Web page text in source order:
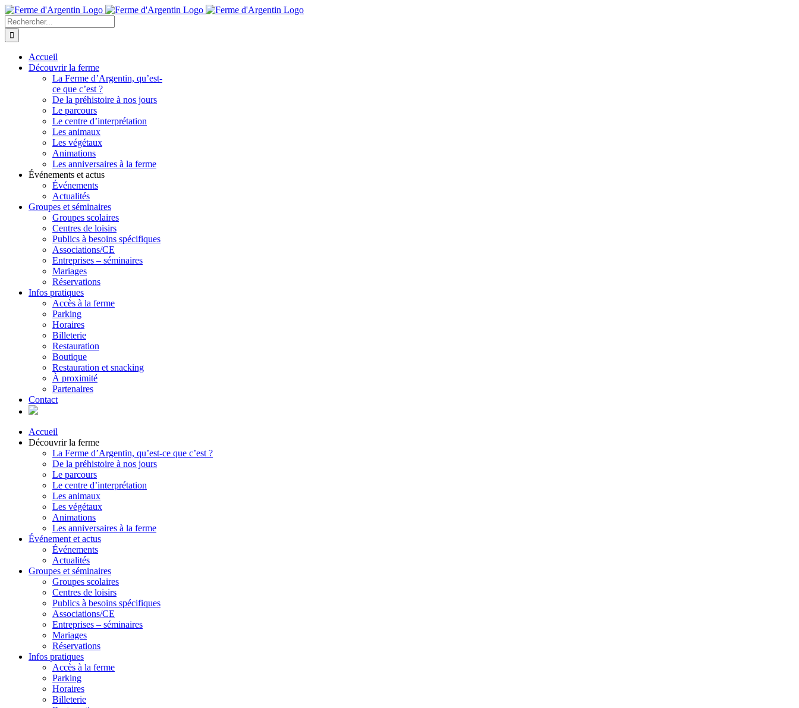
Skip
to
content
Rechercher
Accueil
Découvrir la ferme
La Ferme d’Argentin, qu’est-
ce que c’est ?
De la préhistoire à nos jours
Le parcours
Le centre d’interprétation
Les animaux
Les végétaux
Animations
Les anniversaires à la ferme
Événements et actus
Événements
Actualités
Groupes et séminaires
Groupes scolaires
Centres de loisirs
Publics à besoins spécifiques
Associations/CE
Entreprises – séminaires
Mariages
Réservations
Infos pratiques
Accès à la ferme
Parking
Horaires
Billeterie
Restauration
Boutique
Restauration et snacking
À proximité
Partenaires
Contact
Accueil
Découvrir la ferme
La Ferme d’Argentin, qu’est-ce que c’est ?
De la préhistoire à nos jours
Le parcours
Le centre d’interprétation
Les animaux
Les végétaux
Animations
Les anniversaires à la ferme
Événement et actus
Événements
Actualités
Groupes et séminaires
Groupes scolaires
Centres de loisirs
Publics à besoins spécifiques
Associations/CE
Entreprises – séminaires
Mariages
Réservations
Infos pratiques
Accès à la ferme
Parking
Horaires
Billeterie